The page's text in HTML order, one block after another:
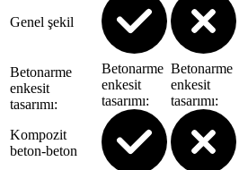
Genel şekil
Betonarme
enkesit
tasarımı:
Kompozit
beton-beton
Betonarme
enkesit
tasarımı:
Betonarme
enkesit
tasarımı: